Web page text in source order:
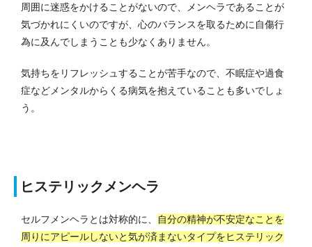
周囲に迷惑をかけることがないので、メンヘラであることが
気づかれにくいのですが、心のバランスを取るために自傷行
為に及んでしまうことも少なくありません。
気持ちをリフレッシュすることが苦手なので、不眠症や過食
症などメンタルからくる病気を抱えていることも多いでしょ
う。
ヒステリックメンヘラ
セルフメンヘラとは対称的に、
自分の精神が不安定なことを
周りにアピールしないと気が済まないタイプをヒステリック